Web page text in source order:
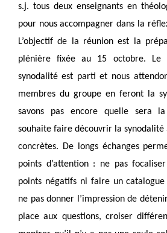
s.j. tous deux enseignants en
pour nous accompagner dans la
L’objectif de la réunion est la
plénière fixée au 15 octobre. Le
synodalité est parti et nous
membres du groupe en feront la
savons pas encore quelle sera
souhaite faire découvrir la synodalité
concrètes. De longs échanges
points d’attention : ne pas
points négatifs ni faire un catalogue
ne pas donner l’impression de
place aux questions, croiser